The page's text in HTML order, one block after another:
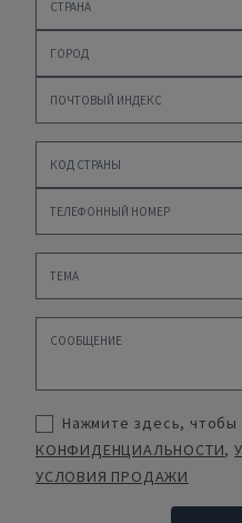
Нажмите здесь, чтобы
КОНФИДЕНЦИАЛЬНОСТИ,
УСЛОВИЯ ПРОДАЖИ